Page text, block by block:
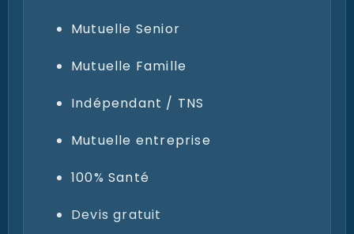
Mutuelle Senior
Mutuelle Famille
Indépendant / TNS
Mutuelle entreprise
100% Santé
Devis gratuit